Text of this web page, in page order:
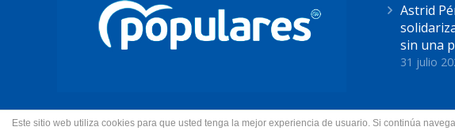
Astrid
sin una
31 julio
© 2022 Partido Popular de Lanzarote.
Este sitio web utiliza cookies para que usted tenga la mejor experiencia de usuario. Si continúa